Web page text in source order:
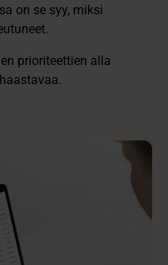
on se syy, miksi
prioriteettien alla